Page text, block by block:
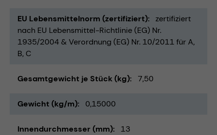
EU Lebensmittelnorm (zertifiziert)
zertifiziert
nach EU Lebensmittel-Richtlinie (EG) Nr.
1935/2004 & Verordnung (EG) Nr. 10/2011 für A,
B, C
Gesamtgewicht je Stück (kg) 7,50
Gewicht (kg/m) 0,15000
Innendurchmesser (mm) 13